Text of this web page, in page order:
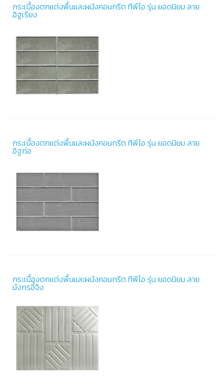
กระเบื้องตกแต่งพื้นและผนังคอนกรีต ทีพีไอ รุ่น ยอดนิยม ลาย
อิฐเรียง
กระเบื้องตกแต่งพื้นและผนังคอนกรีต ทีพีไอ รุ่น ยอดนิยม ลาย
อิฐก่อ
กระเบื้องตกแต่งพื้นและผนังคอนกรีต ทีพีไอ รุ่น ยอดนิยม ลาย
มังกรอี้จิง